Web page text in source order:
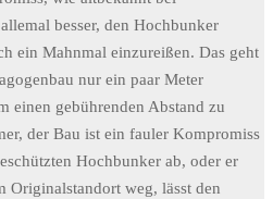
besser, den Hochbunker
ein Mahnmal einzureißen. Das geht
nur ein paar Meter
einen gebührenden Abstand zu
der Bau ist ein fauler Kompromiss
Hochbunker ab, oder er
Originalstandort weg, lässt den